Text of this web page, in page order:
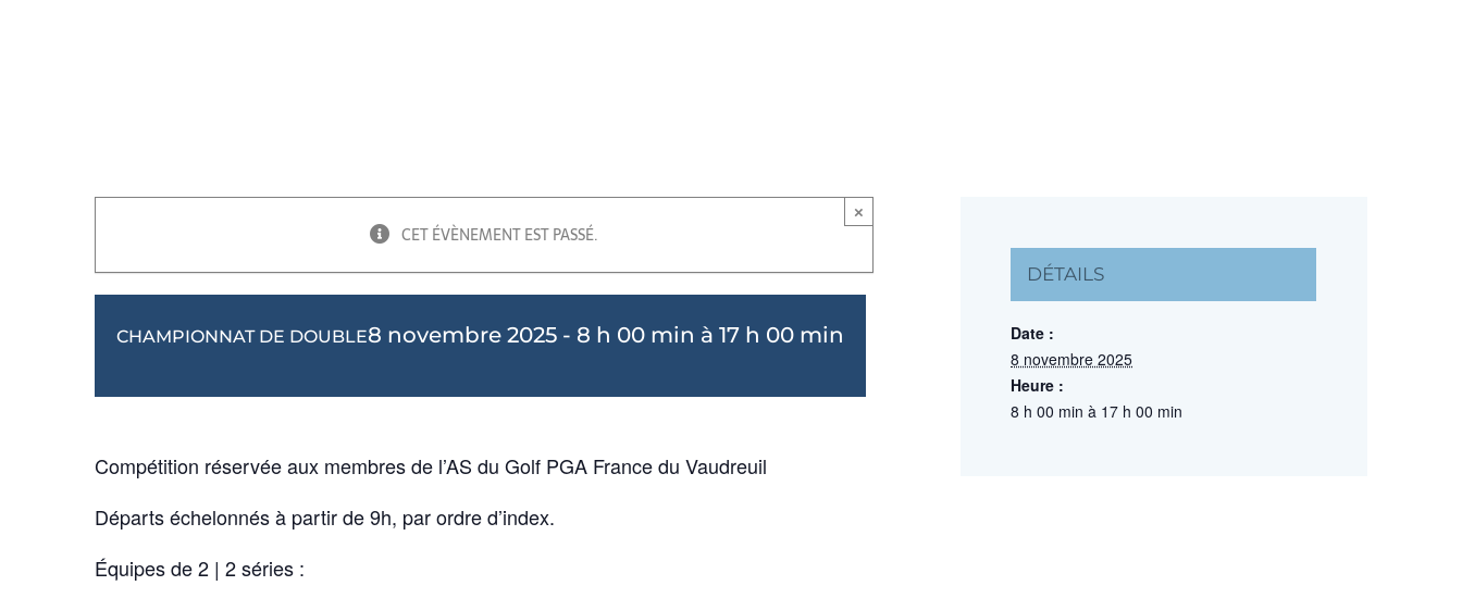
×
CET ÉVÈNEMENT EST PASSÉ.
CHAMPIONNAT DE DOUBLE8 novembre 2025 - 8 h 00 min à 17 h 00 min
Compétition réservée aux membres de l’AS du Golf PGA France du Vaudreuil
Départs échelonnés à partir de 9h, par ordre d’index.
Équipes de 2 | 2 séries :
DÉTAILS
Date :
8 novembre 2025
Heure :
8 h 00 min à 17 h 00 min